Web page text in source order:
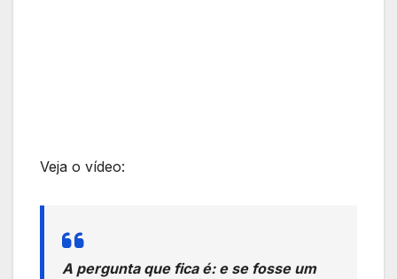
Veja o vídeo:
A pergunta que fica é: e se fosse um